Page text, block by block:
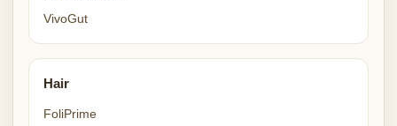
VivoGut
Hair
FoliPrime